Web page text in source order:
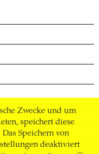
Zwecke und um
speichert diese
Speichern von
deaktiviert